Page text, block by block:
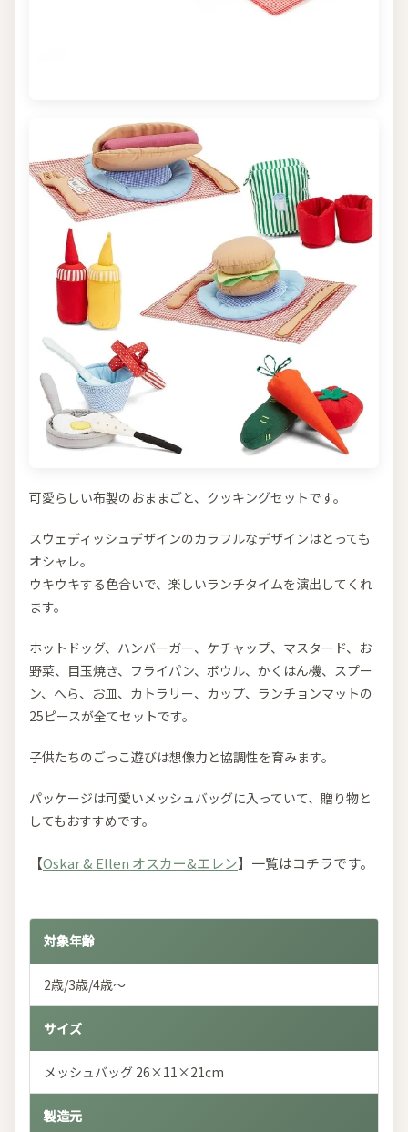
可愛らしい布製のおままごと、クッキングセットです。
スウェディッシュデザインのカラフルなデザインはとっても
オシャレ。
ウキウキする色合いで、楽しいランチタイムを演出してくれ
ます。
ホットドッグ、ハンバーガー、ケチャップ、マスタード、お
野菜、目玉焼き、フライパン、ボウル、かくはん機、スプー
ン、へら、お皿、カトラリー、カップ、ランチョンマットの
25ピースが全てセットです。
子供たちのごっこ遊びは想像力と協調性を育みます。
パッケージは可愛いメッシュバッグに入っていて、贈り物と
してもおすすめです。
【Oskar & Ellen オスカー&エレン】一覧はコチラです。
対象年齢
2歳/3歳/4歳～
サイズ
メッシュバッグ 26×11×21cm
製造元